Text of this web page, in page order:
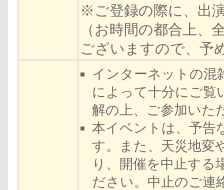
※ご登録の際に、出
（お時間の都合上、
ございますので、予
インターネットの混
によって十分にご覧
解の上、ご参加いた
本イベントは、予告
す。また、天災地変
り、開催を中止する
ださい。中止のご連